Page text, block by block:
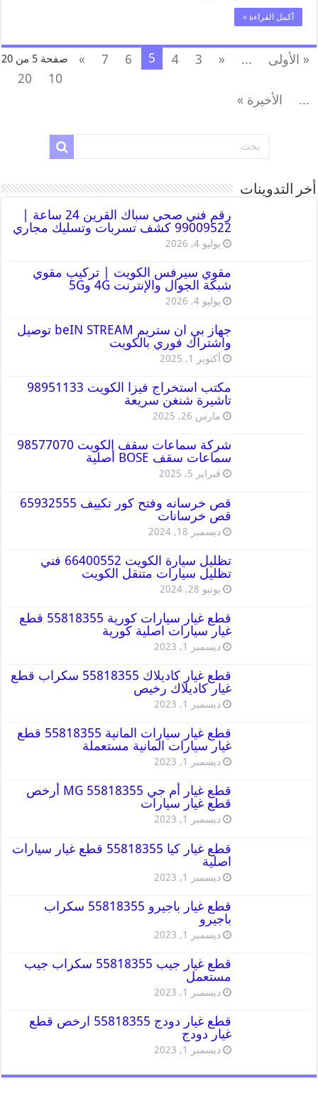
أكمل القراءة »
صفحة 5 من 20 « الأولى ...
«
3
4
5
6
7
»
10
20
...
الأخيرة »
أخر التدوينات
رقم فني صحي سباك القرين 24 ساعة |
99009522 كشف تسربات وتسليك مجاري
يوليو 4, 2026
مقوي سيرفس الكويت | تركيب مقوي
شبكة الجوال والإنترنت 4G و5G
يوليو 4, 2026
جهاز بي ان ستريم beIN STREAM توصيل
واشتراك فوري بالكويت
أكتوبر 1, 2025
مكتب استخراج فيزا الكويت 98951133
تاشيرة شنغن سريعة
مارس 26, 2025
شركة سماعات سقف الكويت 98577070
سماعات سقف BOSE أصلية
فبراير 5, 2025
قص خرسانه وفتح كور تكييف 65932555
قص خرسانات
ديسمبر 18, 2024
تظليل سيارة الكويت 66400552 فني
تظليل سيارات متنقل الكويت
يونيو 28, 2024
قطع غيار سيارات كورية 55818355 قطع
غيار سيارات اصلية كورية
ديسمبر 1, 2023
قطع غيار كاديلاك 55818355 سكراب قطع
غيار كاديلاك رخيص
ديسمبر 1, 2023
قطع غيار سيارات المانية 55818355 قطع
غيار سيارات المانية مستعملة
ديسمبر 1, 2023
قطع غيار أم جي MG 55818355 أرخص
قطع غيار سيارات
ديسمبر 1, 2023
قطع غيار كيا 55818355 قطع غيار سيارات
اصلية
ديسمبر 1, 2023
قطع غيار باجيرو 55818355 سكراب
باجيرو
ديسمبر 1, 2023
قطع غيار جيب 55818355 سكراب جيب
مستعمل
ديسمبر 1, 2023
قطع غيار دودج 55818355 ارخص قطع
غيار دودج
ديسمبر 1, 2023